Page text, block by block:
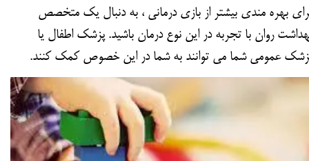
بهره مندی بیشتر از بازی درمانی ، به دنبال یک متخصص
روان با تجربه در این نوع درمان باشید. پزشک اطفال یا
عمومی شما می توانند به شما در این خصوص کمک کنند.